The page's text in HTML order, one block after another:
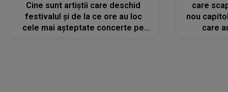
Cine sunt artiștii care deschid
festivalul și de la ce ore au loc
cele mai așteptate concerte pe
care
nou
care